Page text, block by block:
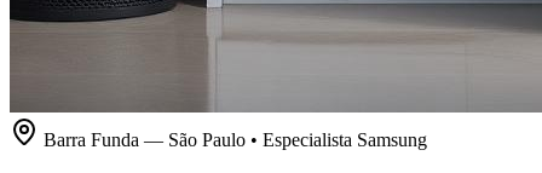
Barra Funda — São Paulo • Especialista Samsung